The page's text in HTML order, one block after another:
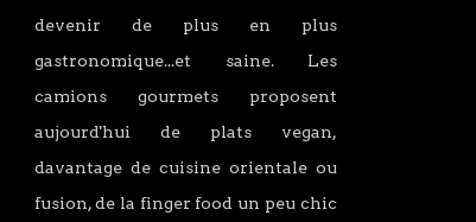
devenir de plus en plus
gastronomique...et saine. Les
camions gourmets proposent
aujourd'hui de plats vegan,
davantage de cuisine orientale ou
fusion, de la finger food un peu chic